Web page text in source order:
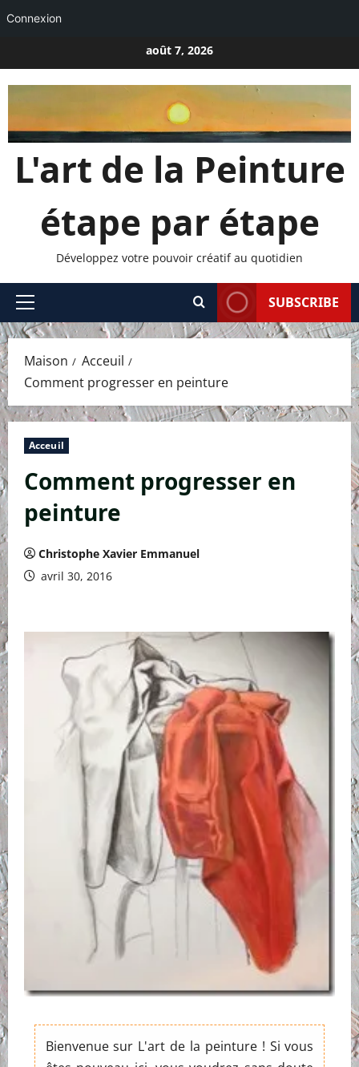
Connexion
au
contenu
août 7, 2026
L'art de la Peinture
étape par étape
Développez votre pouvoir créatif au quotidien
Menu
principal
SUBSCRIBE
Maison
Acceuil
Comment progresser en peinture
Acceuil
Comment progresser en
peinture
Christophe Xavier Emmanuel
avril 30, 2016
Bienvenue sur L'art de la peinture ! Si vous